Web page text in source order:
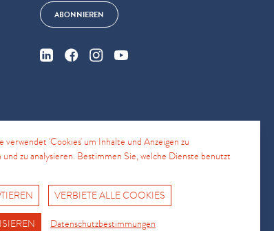
Fro No
Support Hotline
ABONNIEREN
verwendet 'Cookies' um Inhalte und Anzeigen zu
und zu analysieren. Bestimmen Sie, welche Dienste benutzt
VERBIETE ALLE COOKIES
Datenschutzbestimmungen